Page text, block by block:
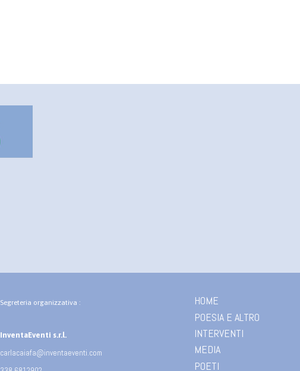
Segreteria organizzativa :
InventaEventi s.r.l.
carlacaiafa@inventaeventi.com
HOME
POESIA E ALTRO
INTERVENTI
MEDIA
POETI